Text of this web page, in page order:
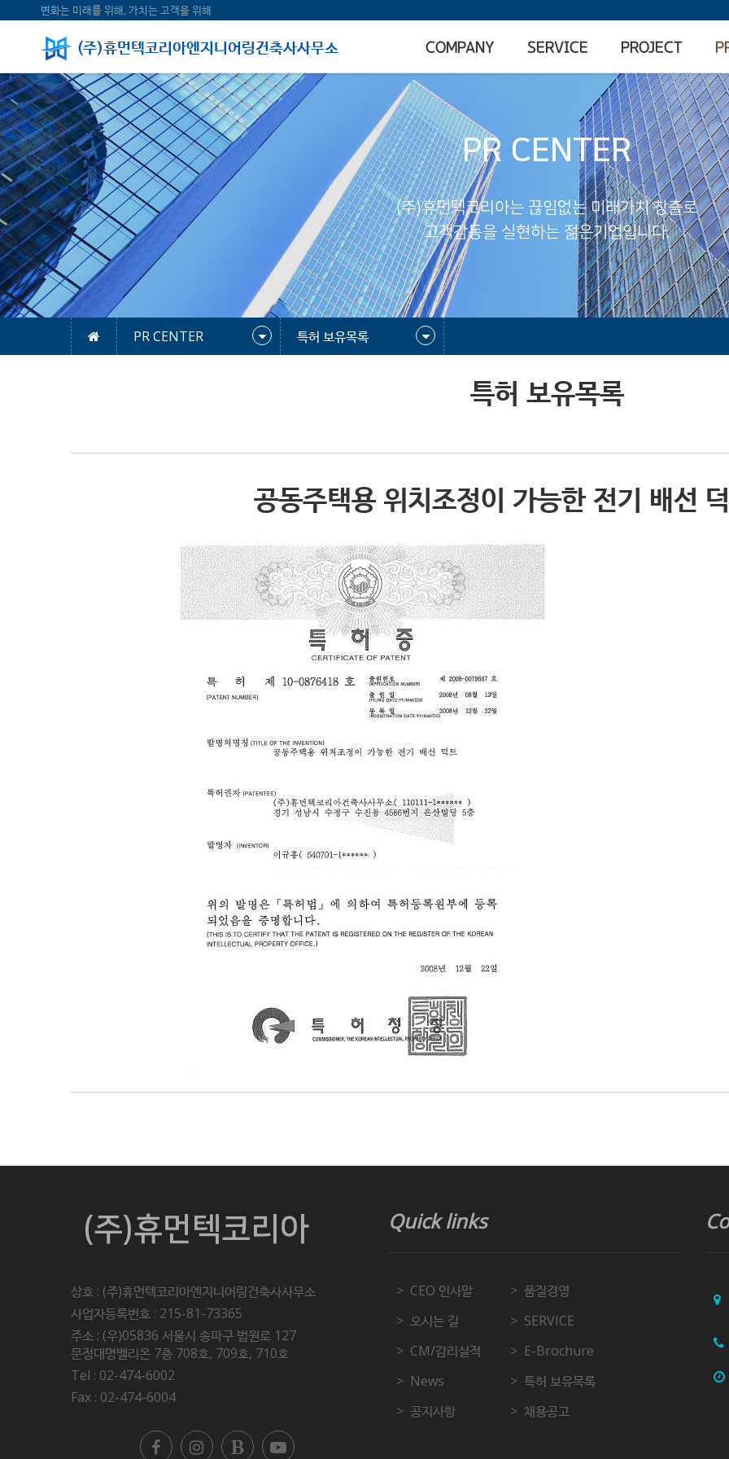
변화는 미래를 위해, 가치는 고객을 위해
(주)휴먼텍코리아엔지니어링건축사사무소 COMPANY SERVICE PROJECT
PR CENTER
(주)휴먼텍코리아는 끊임없는 미래가치 창출로
고객감동을 실현하는 젊은기업입니다.
PR CENTER 특허 보유목록
특허 보유목록
공동주택용 위치조정이 가능한 전기 배선
(주)휴먼텍코리아
상호 : (주)휴먼텍코리아엔지니어링건축사사무소
사업자등록번호 : 215-81-73365
주소 : (우)05836 서울시 송파구 법원로 127
문정대명벨리온 7층 708호, 709호, 710호
Tel : 02-474-6002
Fax : 02-474-6004
Quick links
CEO 인사말
품질경영
오시는 길
SERVICE
CM/감리실적
E-Brochure
News
특허 보유목록
공지사항
채용공고